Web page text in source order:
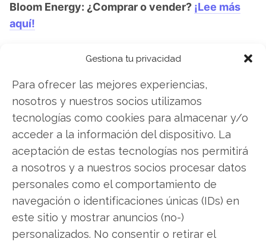
Gestiona tu privacidad
Para ofrecer las mejores experiencias,
nosotros y nuestros socios utilizamos
tecnologías como cookies para almacenar y/o
acceder a la información del dispositivo. La
aceptación de estas tecnologías nos permitirá
a nosotros y a nuestros socios procesar datos
personales como el comportamiento de
navegación o identificaciones únicas (IDs) en
este sitio y mostrar anuncios (no-)
personalizados. No consentir o retirar el
Bloom Energy: ¿Comprar o vender? ¡Lee más
aquí!
Compartir este artículo
Facebook
LinkedIn